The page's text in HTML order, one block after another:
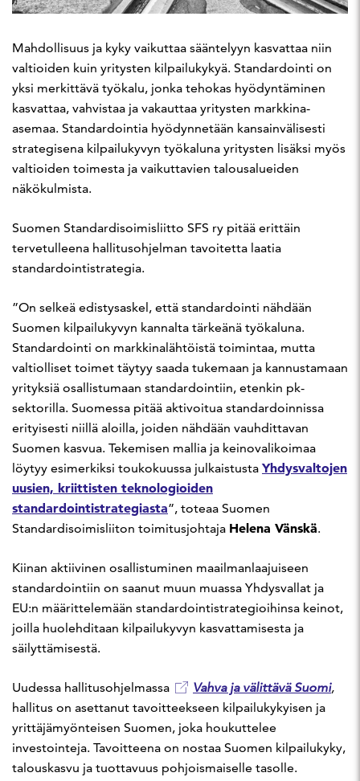
Mahdollisuus ja kyky vaikuttaa sääntelyyn kasvattaa niin
valtioiden kuin yritysten kilpailukykyä. Standardointi on
yksi merkittävä työkalu, jonka tehokas hyödyntäminen
kasvattaa, vahvistaa ja vakauttaa yritysten markkina-
asemaa. Standardointia hyödynnetään kansainvälisesti
strategisena kilpailukyvyn työkaluna yritysten lisäksi myös
valtioiden toimesta ja vaikuttavien talousalueiden
näkökulmista.
Suomen Standardisoimisliitto SFS ry pitää erittäin
tervetulleena hallitusohjelman tavoitetta laatia
standardointistrategia.
”On selkeä edistysaskel, että standardointi nähdään
Suomen kilpailukyvyn kannalta tärkeänä työkaluna.
Standardointi on markkinalähtöistä toimintaa, mutta
valtiolliset toimet täytyy saada tukemaan ja kannustamaan
yrityksiä osallistumaan standardointiin, etenkin pk-
sektorilla. Suomessa pitää aktivoitua standardoinnissa
erityisesti niillä aloilla, joiden nähdään vauhdittavan
Suomen kasvua. Tekemisen mallia ja keinovalikoimaa
löytyy esimerkiksi toukokuussa julkaistusta Yhdysvaltojen
uusien, kriittisten teknologioiden
standardointistrategiasta”, toteaa Suomen
Standardisoimisliiton toimitusjohtaja Helena Vänskä.
Kiinan aktiivinen osallistuminen maailmanlaajuiseen
standardointiin on saanut muun muassa Yhdysvallat ja
EU:n määrittelemään standardointistrategioihinsa keinot,
joilla huolehditaan kilpailukyvyn kasvattamisesta ja
säilyttämisestä.
Uudessa hallitusohjelmassa Vahva ja välittävä Suomi,
hallitus on asettanut tavoitteekseen kilpailukykyisen ja
yrittäjämyönteisen Suomen, joka houkuttelee
investointeja. Tavoitteena on nostaa Suomen kilpailukyky,
talouskasvu ja tuottavuus pohjoismaiselle tasolle.